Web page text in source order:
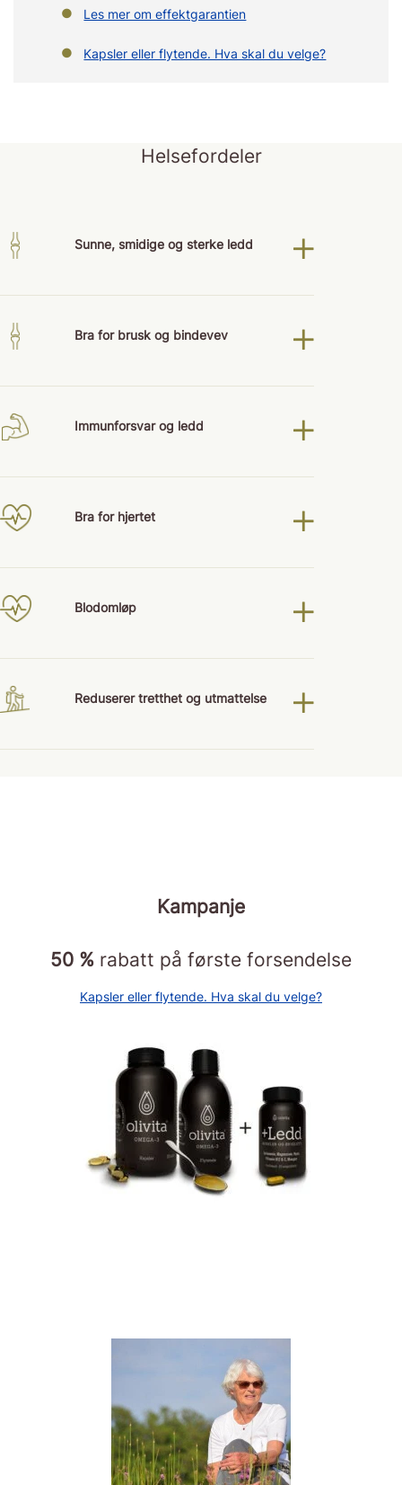
Les mer om effektgarantien
Kapsler eller flytende. Hva skal du velge?
Helsefordeler
Sunne, smidige og sterke ledd
Bra for brusk og bindevev
Immunforsvar og ledd
Bra for hjertet
Blodomløp
Reduserer tretthet og utmattelse
Kampanje
50 % rabatt på første forsendelse
Kapsler eller flytende. Hva skal du velge?